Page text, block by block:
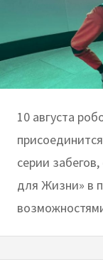
10 августа
серии
для Жизни» в